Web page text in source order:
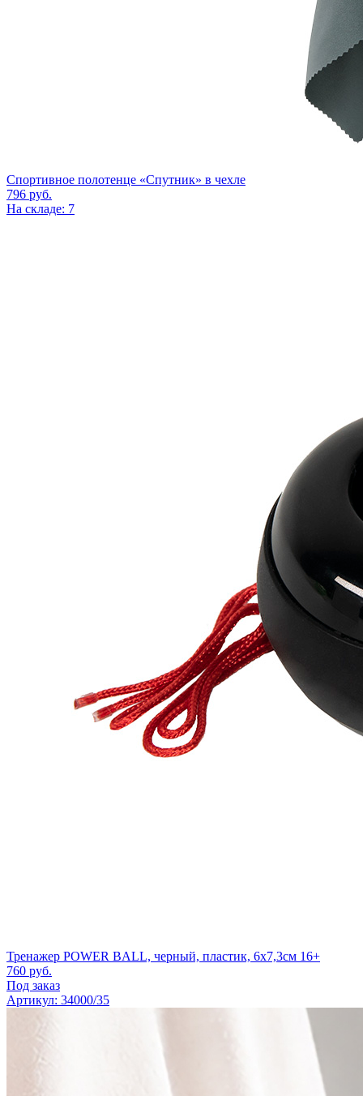
Спортивное полотенце «Спутник» в чехле
796 руб.
На складе: 7
Тренажер POWER BALL, черный, пластик, 6х7,3см 16+
760 руб.
Под заказ
Артикул: 34000/35